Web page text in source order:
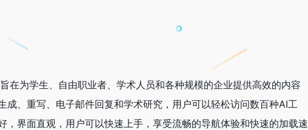
在为学生、自由职业者、学术人员和各种规模的企业提供高效的内容
成、重写、电子邮件回复和学术研究，用户可以轻松访问数百种AI工
，界面直观，用户可以快速上手，享受流畅的导航体验和快速的加载速